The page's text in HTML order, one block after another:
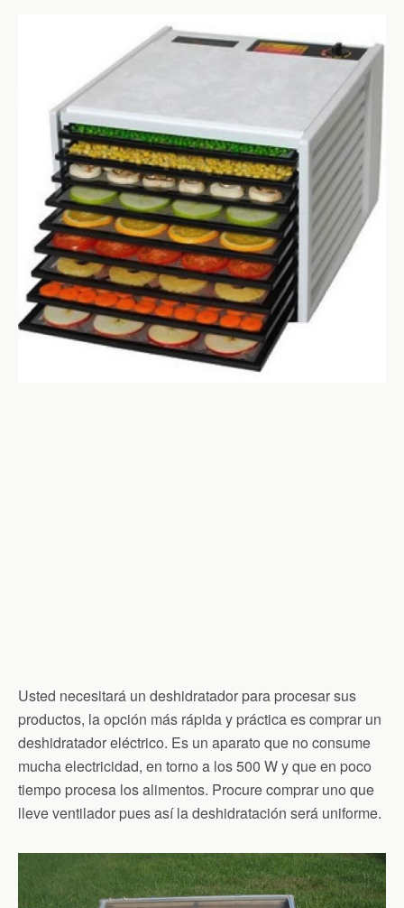
Usted necesitará un deshidratador para procesar sus
productos, la opción más rápida y práctica es comprar un
deshidratador eléctrico. Es un aparato que no consume
mucha electricidad, en torno a los 500 W y que en poco
tiempo procesa los alimentos. Procure comprar uno que
lleve ventilador pues así la deshidratación será uniforme.